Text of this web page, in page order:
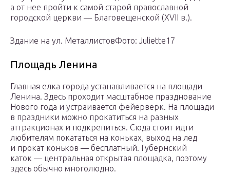
а от нее пройти к самой старой православной
городской церкви — Благовещенской (XVII в.).
Здание на ул. МеталлистовФото: Juliette17
Площадь Ленина
Главная елка города устанавливается на площади
Ленина. Здесь проходит масштабное празднование
Нового года и устраивается фейерверк. На площади
в праздники можно прокатиться на разных
аттракционах и подкрепиться. Сюда стоит идти
любителям покататься на коньках, выход на лед
и прокат коньков — бесплатный. Губернский
каток — центральная открытая площадка, поэтому
здесь обычно многолюдно.